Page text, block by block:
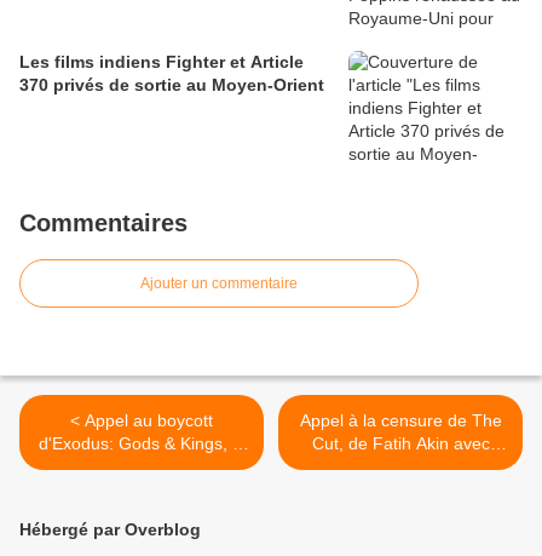
Les films indiens Fighter et Article
370 privés de sortie au Moyen-Orient
Commentaires
Ajouter un commentaire
< Appel au boycott
d'Exodus: Gods & Kings, le
prochain film de Ridley
Appel à la censure de The
Cut, de Fatih Akin avec
Tahar Rahim >
Hébergé par Overblog